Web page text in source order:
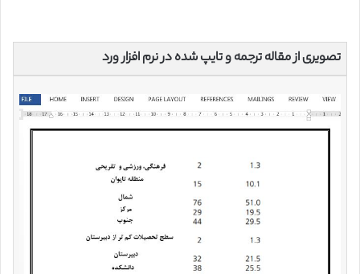
تصویری از مقاله ترجمه و تایپ شده در نرم افزار ورد